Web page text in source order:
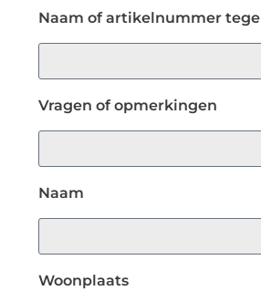
Naam of artikelnummer tegel
Vragen of opmerkingen
Naam
Woonplaats